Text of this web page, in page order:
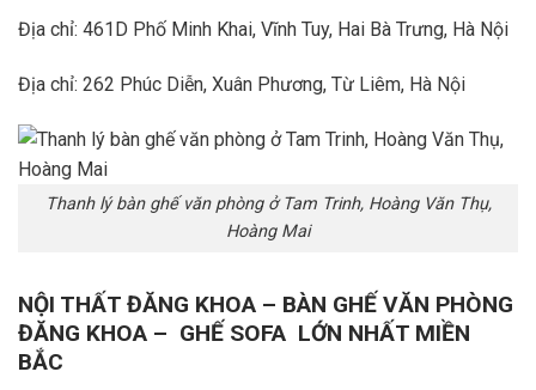
Địa chỉ: 461D Phố Minh Khai, Vĩnh Tuy, Hai Bà Trưng, Hà Nội
Địa chỉ: 262 Phúc Diễn, Xuân Phương, Từ Liêm, Hà Nội
Thanh lý bàn ghế văn phòng ở Tam Trinh, Hoàng Văn Thụ,
Hoàng Mai
NỘI THẤT ĐĂNG KHOA – BÀN GHẾ VĂN PHÒNG
ĐĂNG KHOA – GHẾ SOFA LỚN NHẤT MIỀN
BẮC